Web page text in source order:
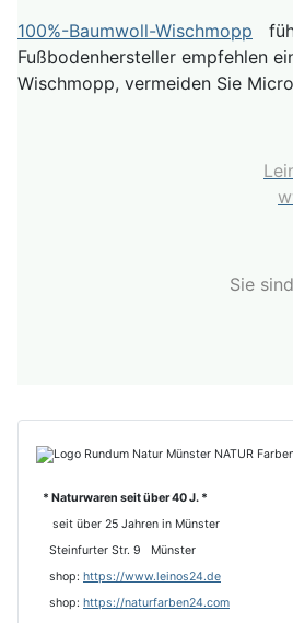
100%-Baumwoll-Wischmopp
Fußbodenhersteller empfehlen
Wischmopp, vermeiden Sie
Sie
* Naturwaren seit über 40 J. *
seit über 25 Jahren in Münster
Steinfurter Str. 9 Münster
shop: https://www.leinos24.de
shop: https://naturfarben24.com